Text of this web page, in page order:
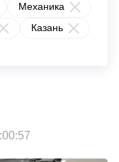
Механика
Казань